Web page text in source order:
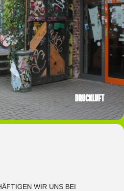
Druckluft
WIR UNS BEI